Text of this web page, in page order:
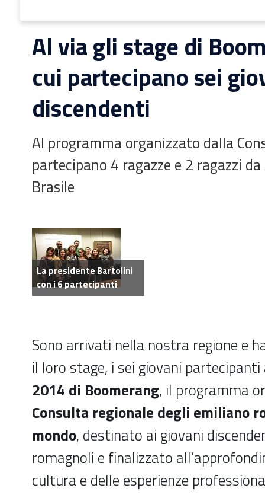
Al via gli stage di
cui partecipano sei
discendenti
Al programma organizzato dalla
partecipano 4 ragazze e 2 ragazzi
Brasile
La presidente Bartolini
con i 6 partecipanti
Sono arrivati nella nostra regione e
il loro stage, i sei giovani partecipanti
2014 di Boomerang, il programma
Consulta regionale degli emiliano
mondo, destinato ai giovani
romagnoli e finalizzato
cultura e delle esperienze